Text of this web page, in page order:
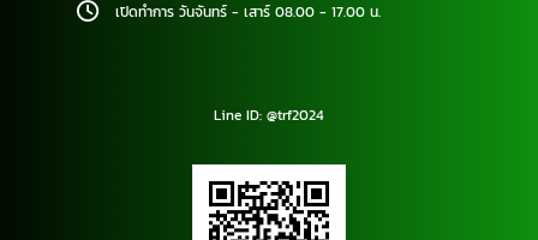
เปิดทำการ วันจันทร์ - เสาร์ 08.00 - 17.00 น.
Line ID: @trf2024